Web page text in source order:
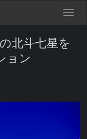
北斗七星を
ョン